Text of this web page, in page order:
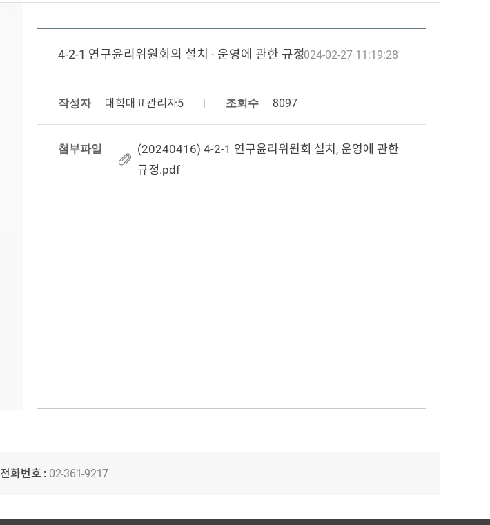
4-2-1 연구윤리위원회의 설치 · 운영에 관한 규정
작성자 대학대표관리자5
2024-02-27 11:19:28
조회수 8097
첨부파일
(20240416) 4-2-1 연구윤리위원회 설치, 운영에 관한
규정.pdf
전화번호 : 02-361-9217